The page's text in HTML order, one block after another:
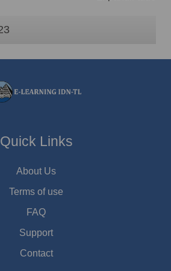
Quick Links
About Us
Terms of use
FAQ
Support
Contact